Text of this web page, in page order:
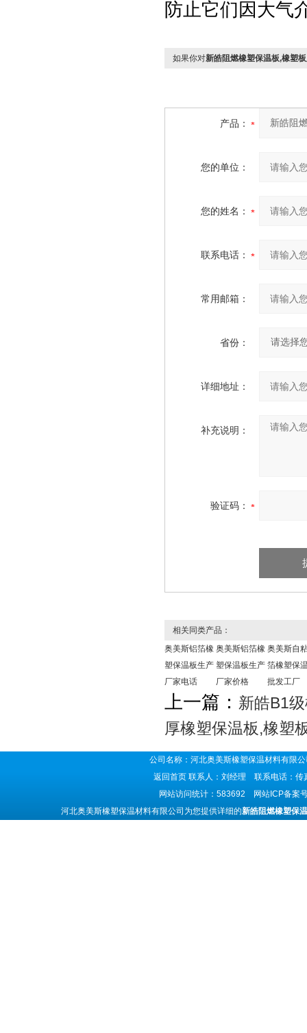
防止它们因大气
如果你对新皓阻燃橡塑保温板,橡塑
产品：
您的单位：
您的姓名：
联系电话：
常用邮箱：
省份：
详细地址：
补充说明：
验证码：
相关同类产品：
奥美斯铝箔橡
塑保温板生产
厂家电话
奥美斯铝箔橡
塑保温板生产
厂家价格
奥美斯自
箔橡塑保
批发工厂
上一篇： 新皓B1
厚橡塑保温板,橡塑
公司名称：河北奥美斯橡塑保温材料有
返回首页 联系人：刘经理 联系电话：
网站访问统计：583692 网站ICP备案
河北奥美斯橡塑保温材料有限公司为您提供详细的新皓阻燃橡塑保